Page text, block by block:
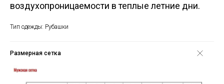
воздухопроницаемости в теплые летние дни.
Тип одежды: Рубашки
Размерная сетка